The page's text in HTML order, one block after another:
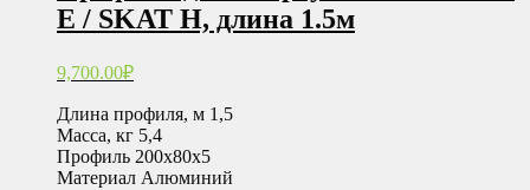
E / SKAT H, длина 1.5м
9,700.00₽
Длина профиля, м 1,5
Масса, кг 5,4
Профиль 200х80х5
Материал Алюминий